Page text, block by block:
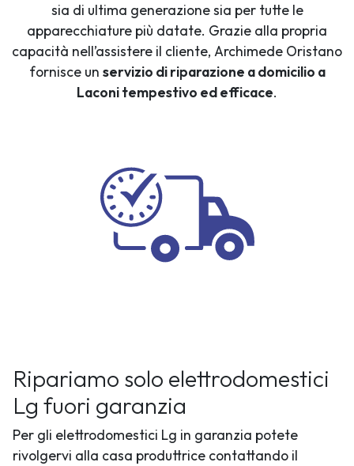
sia di ultima generazione sia per tutte le
apparecchiature più datate. Grazie alla propria
capacità nell’assistere il cliente, Archimede Oristano
fornisce un servizio di riparazione a domicilio a
Laconi tempestivo ed efficace.
Ripariamo solo elettrodomestici
Lg fuori garanzia
Per gli elettrodomestici Lg in garanzia potete
rivolgervi alla casa produttrice contattando il